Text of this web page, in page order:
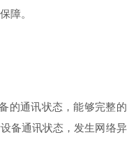
障。
的通讯状态，能够完整的
备通讯状态，发生网络异